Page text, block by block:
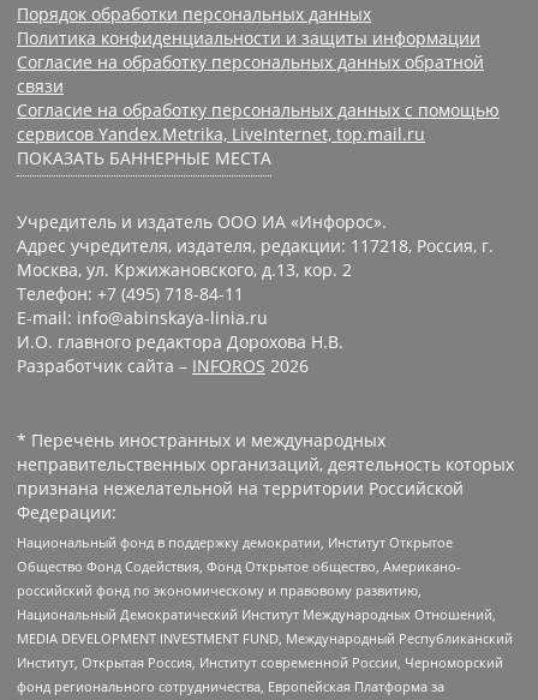
Порядок обработки персональных данных
Политика конфиденциальности и защиты информации
Согласие на обработку персональных данных обратной
связи
Согласие на обработку персональных данных с помощью
сервисов Yandex.Metrika, LiveInternet, top.mail.ru
ПОКАЗАТЬ БАННЕРНЫЕ МЕСТА
Учредитель и издатель ООО ИА «Инфорос».
Адрес учредителя, издателя, редакции: 117218, Россия, г.
Москва, ул. Кржижановского, д.13, кор. 2
Телефон: +7 (495) 718-84-11
E-mail: info@abinskaya-linia.ru
И.О. главного редактора Дорохова Н.В.
Разработчик сайта – INFOROS 2026
* Перечень иностранных и международных
неправительственных организаций, деятельность которых
признана нежелательной на территории Российской
Федерации:
Национальный фонд в поддержку демократии, Институт Открытое
Общество Фонд Содействия, Фонд Открытое общество, Американо-
российский фонд по экономическому и правовому развитию,
Национальный Демократический Институт Международных Отношений,
MEDIA DEVELOPMENT INVESTMENT FUND, Международный Республиканский
Институт, Открытая Россия, Институт современной России, Черноморский
фонд регионального сотрудничества, Европейская Платформа за